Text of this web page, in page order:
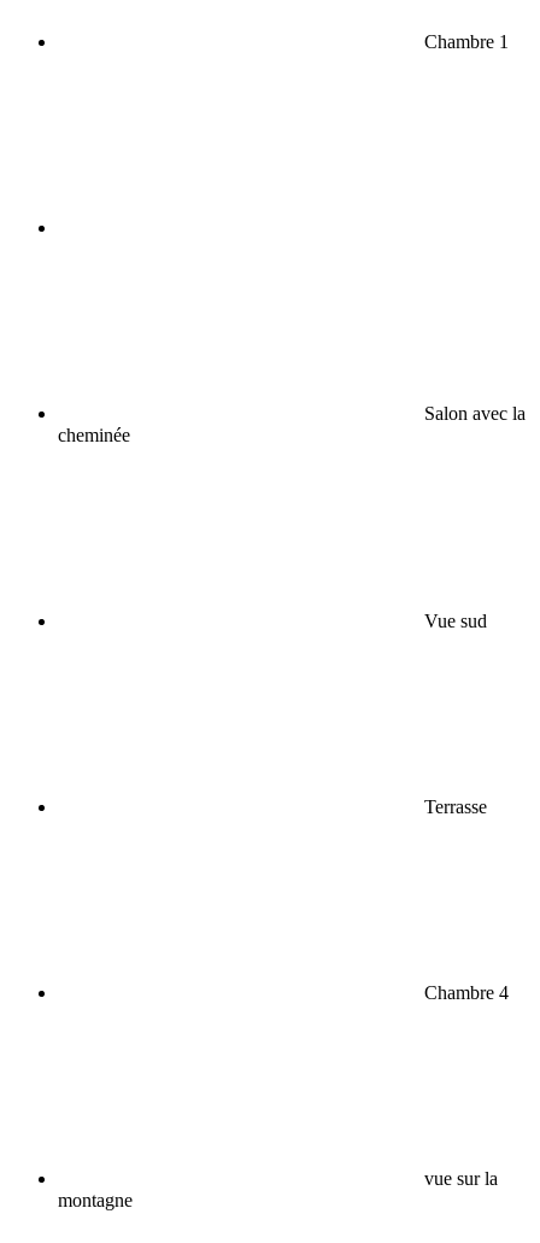
Chambre 1
Salon avec la
cheminée
Vue sud
Terrasse
Chambre 4
vue sur la
montagne